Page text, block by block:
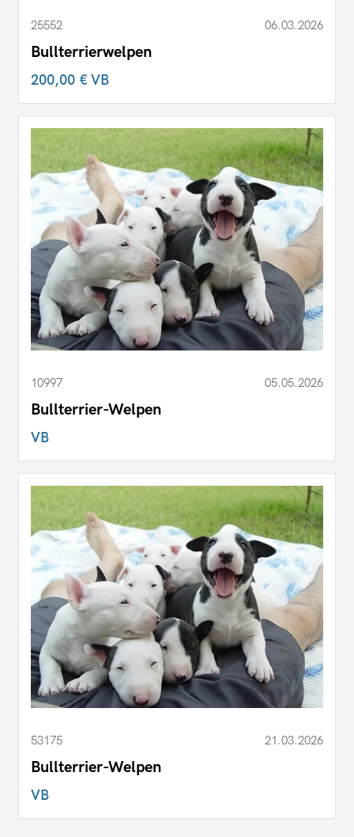
25552 06.03.2026
Bullterrierwelpen
200,00 €VB
10997 05.05.2026
Bullterrier-Welpen
VB
53175 21.03.2026
Bullterrier-Welpen
VB